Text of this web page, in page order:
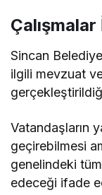
Sincan
ilgili mevzuat
Vatandaşların
geçirebilmesi
genelindeki
edeceği ifade